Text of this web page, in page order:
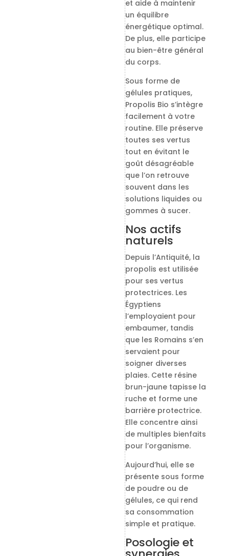
et aide à maintenir
un équilibre
énergétique optimal.
De plus, elle participe
au bien-être général
du corps.
Sous forme de
gélules pratiques,
Propolis Bio s’intègre
facilement à votre
routine. Elle préserve
toutes ses vertus
tout en évitant le
goût désagréable
que l’on retrouve
souvent dans les
solutions liquides ou
gommes à sucer.
Nos actifs
naturels
Depuis l’Antiquité, la
propolis est utilisée
pour ses vertus
protectrices. Les
Égyptiens
l’employaient pour
embaumer, tandis
que les Romains s’en
servaient pour
soigner diverses
plaies. Cette résine
brun-jaune tapisse la
ruche et forme une
barrière protectrice.
Elle concentre ainsi
de multiples bienfaits
pour l’organisme.
Aujourd’hui, elle se
présente sous forme
de poudre ou de
gélules, ce qui rend
sa consommation
simple et pratique.
Posologie et